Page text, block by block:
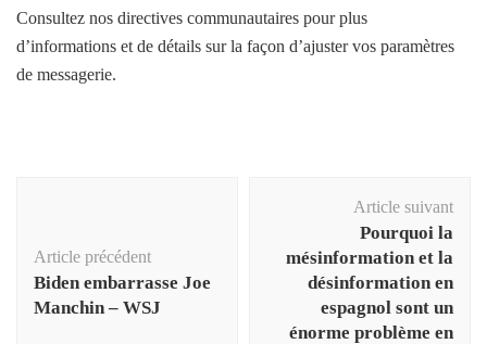
Consultez nos directives communautaires pour plus
d’informations et de détails sur la façon d’ajuster vos paramètres
de messagerie.
Article précédent
Biden embarrasse Joe
Manchin – WSJ
Article suivant
Pourquoi la
mésinformation et la
désinformation en
espagnol sont un
énorme problème en